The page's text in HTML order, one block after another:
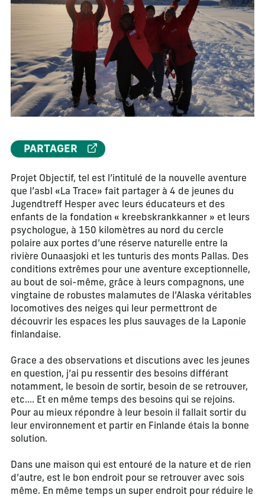
Projet Objectif, tel est l’intitulé de la nouvelle aventure
que l’asbl «La Trace» fait partager à 4 de jeunes du
Jugendtreff Hesper avec leurs éducateurs et des
enfants de la fondation « kreebskrankkanner » et leurs
psychologue, à 150 kilomètres au nord du cercle
polaire aux portes d’une réserve naturelle entre la
rivière Ounaasjoki et les tunturis des monts Pallas. Des
conditions extrêmes pour une aventure exceptionnelle,
au bout de soi-même, grâce à leurs compagnons, une
vingtaine de robustes malamutes de l’Alaska véritables
locomotives des neiges qui leur permettront de
découvrir les espaces les plus sauvages de la Laponie
finlandaise.
Grace a des observations et discutions avec les jeunes
en question, j’ai pu ressentir des besoins différant
notamment, le besoin de sortir, besoin de se retrouver,
etc…. Et en même temps des besoins qui se rejoins.
Pour au mieux répondre à leur besoin il fallait sortir du
leur environnement et partir en Finlande étais la bonne
solution.
Dans une maison qui est entouré de la nature et de rien
d’autre, est le bon endroit pour se retrouver avec sois
même. En même temps un super endroit pour réduire le
PARTAGER